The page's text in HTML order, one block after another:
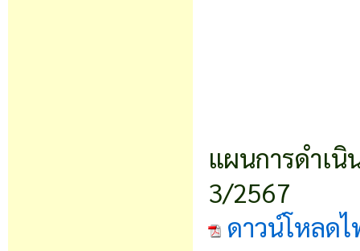
แผนการดำเ
3/2567
ดาวน์โหลด